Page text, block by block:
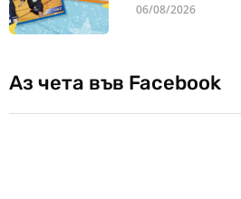
06/08/2026
Аз чета във Facebook